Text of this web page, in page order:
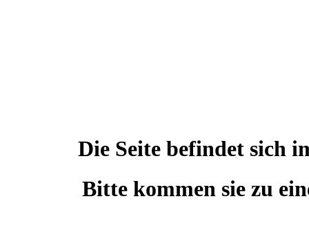
Die Seite befindet sich
Bitte kommen sie zu